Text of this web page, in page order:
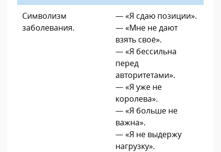
Символизм
заболевания.
— «Я сдаю позиции».
— «Мне не дают
взять своё».
— «Я бессильна
перед
авторитетами».
— «Я уже не
королева».
— «Я больше не
важна».
— «Я не выдержу
нагрузку».